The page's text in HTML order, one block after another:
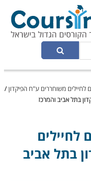
לחיילים משוחררים ע"ח הפיקדון/
בתל אביב והמרכז
לחיילים
בתל אביב